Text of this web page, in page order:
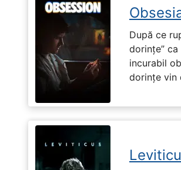
După ce
dorințe”
incurabil
dorințe vin